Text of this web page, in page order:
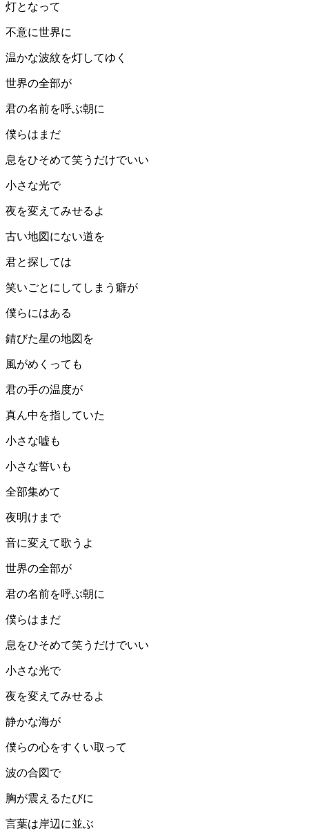
灯となって
不意に世界に
温かな波紋を灯してゆく
世界の全部が
君の名前を呼ぶ朝に
僕らはまだ
息をひそめて笑うだけでいい
小さな光で
夜を変えてみせるよ
古い地図にない道を
君と探しては
笑いごとにしてしまう癖が
僕らにはある
錆びた星の地図を
風がめくっても
君の手の温度が
真ん中を指していた
小さな嘘も
小さな誓いも
全部集めて
夜明けまで
音に変えて歌うよ
世界の全部が
君の名前を呼ぶ朝に
僕らはまだ
息をひそめて笑うだけでいい
小さな光で
夜を変えてみせるよ
静かな海が
僕らの心をすくい取って
波の合図で
胸が震えるたびに
言葉は岸辺に並ぶ